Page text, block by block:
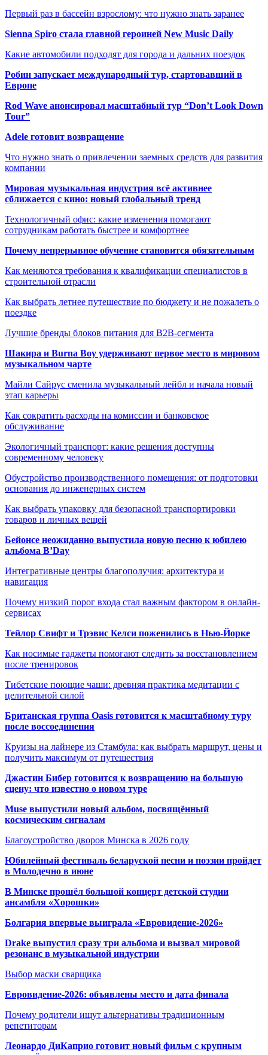
Первый раз в бассейн взрослому: что нужно знать заранее
Sienna Spiro стала главной героиней New Music Daily
Какие автомобили подходят для города и дальних поездок
Робин запускает международный тур, стартовавший в
Европе
Rod Wave анонсировал масштабный тур “Don’t Look Down
Tour”
Adele готовит возвращение
Что нужно знать о привлечении заемных средств для развития
компании
Мировая музыкальная индустрия всё активнее
сближается с кино: новый глобальный тренд
Технологичный офис: какие изменения помогают
сотрудникам работать быстрее и комфортнее
Почему непрерывное обучение становится обязательным
Как меняются требования к квалификации специалистов в
строительной отрасли
Как выбрать летнее путешествие по бюджету и не пожалеть о
поездке
Лучшие бренды блоков питания для B2B-сегмента
Шакира и Burna Boy удерживают первое место в мировом
музыкальном чарте
Майли Сайрус сменила музыкальный лейбл и начала новый
этап карьеры
Как сократить расходы на комиссии и банковское
обслуживание
Экологичный транспорт: какие решения доступны
современному человеку
Обустройство производственного помещения: от подготовки
основания до инженерных систем
Как выбрать упаковку для безопасной транспортировки
товаров и личных вещей
Бейонсе неожиданно выпустила новую песню к юбилею
альбома B’Day
Интегративные центры благополучия: архитектура и
навигация
Почему низкий порог входа стал важным фактором в онлайн-
сервисах
Тейлор Свифт и Трэвис Келси поженились в Нью-Йорке
Как носимые гаджеты помогают следить за восстановлением
после тренировок
Тибетские поющие чаши: древняя практика медитации с
целительной силой
Британская группа Oasis готовится к масштабному туру
после воссоединения
Круизы на лайнере из Стамбула: как выбрать маршрут, цены и
получить максимум от путешествия
Джастин Бибер готовится к возвращению на большую
сцену: что известно о новом туре
Muse выпустили новый альбом, посвящённый
космическим сигналам
Благоустройство дворов Минска в 2026 году
Юбилейный фестиваль беларуской песни и поэзии пройдет
в Молодечно в июне
В Минске прошёл большой концерт детской студии
ансамбля «Хорошки»
Болгария впервые выиграла «Евровидение-2026»
Drake выпустил сразу три альбома и вызвал мировой
резонанс в музыкальной индустрии
Выбор маски сварщика
Евровидение-2026: объявлены место и дата финала
Почему родители ищут альтернативы традиционным
репетиторам
Леонардо ДиКаприо готовит новый фильм с крупным